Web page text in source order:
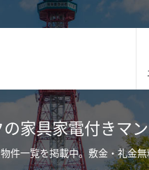
家具家電付きマ
一覧を掲載中。敷金・礼金